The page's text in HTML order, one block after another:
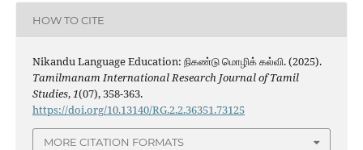
HOW TO CITE
Nikandu Language Education: நிகண்டு மொழிக் கல்வி. (2025).
Tamilmanam International Research Journal of Tamil
Studies,1(07), 358-363.
https://doi.org/10.13140/RG.2.2.36351.73125
MORE CITATION FORMATS